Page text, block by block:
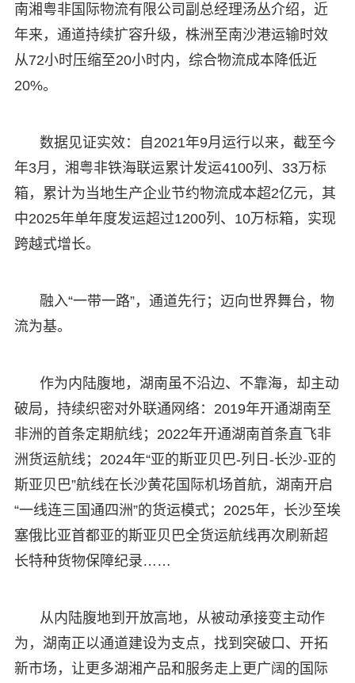
南湘粤非国际物流有限公司副总经理汤丛介绍，近
年来，通道持续扩容升级，株洲至南沙港运输时效
从72小时压缩至20小时内，综合物流成本降低近
20%。
数据见证实效：自2021年9月运行以来，截至今
年3月，湘粤非铁海联运累计发运4100列、33万标
箱，累计为当地生产企业节约物流成本超2亿元，其
中2025年单年度发运超过1200列、10万标箱，实现
跨越式增长。
融入“一带一路”，通道先行；迈向世界舞台，物
流为基。
作为内陆腹地，湖南虽不沿边、不靠海，却主动
破局，持续织密对外联通网络：2019年开通湖南至
非洲的首条定期航线；2022年开通湖南首条直飞非
洲货运航线；2024年“亚的斯亚贝巴-列日-长沙-亚的
斯亚贝巴”航线在长沙黄花国际机场首航，湖南开启
“一线连三国通四洲”的货运模式；2025年，长沙至埃
塞俄比亚首都亚的斯亚贝巴全货运航线再次刷新超
长特种货物保障纪录……
从内陆腹地到开放高地，从被动承接变主动作
为，湖南正以通道建设为支点，找到突破口、开拓
新市场，让更多湖湘产品和服务走上更广阔的国际